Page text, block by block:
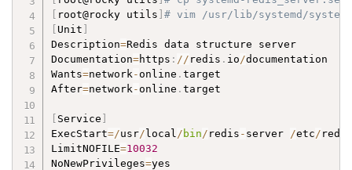
[ root@rocky utils ]# vim /usr/lib/systemd/
[ Unit ]
Description=Redis data structure server
Documentation=https : // redis . io /documentation
Wants=network - online .target
After=network - online .target
[ Service ]
ExecStart=/usr/local / bin / redis - server /etc /
LimitNOFILE=10032
NoNewPrivileges=yes